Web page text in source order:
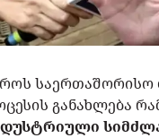
საერთაშორისო
განახლება